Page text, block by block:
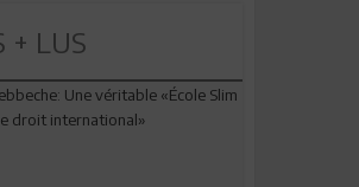
+ LUS
Une véritable «École Slim
droit international»